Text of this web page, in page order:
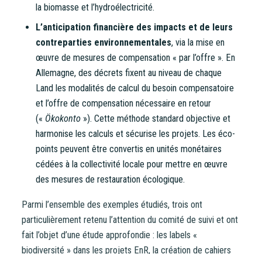
la biomasse et l’hydroélectricité.
L’anticipation financière des impacts et de leurs
contreparties environnementales, via la mise en
œuvre de mesures de compensation « par l’offre ». En
Allemagne, des décrets fixent au niveau de chaque
Land les modalités de calcul du besoin compensatoire
et l’offre de compensation nécessaire en retour
(« Ökokonto »). Cette méthode standard objective et
harmonise les calculs et sécurise les projets. Les éco-
points peuvent être convertis en unités monétaires
cédées à la collectivité locale pour mettre en œuvre
des mesures de restauration écologique.
Parmi l’ensemble des exemples étudiés, trois ont
particulièrement retenu l’attention du comité de suivi et ont
fait l’objet d’une étude approfondie : les labels «
biodiversité » dans les projets EnR, la création de cahiers